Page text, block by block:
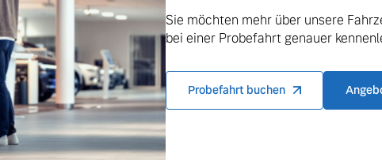
Sie möchten mehr über unsere
bei einer Probefahrt genauer
Probefahrt buchen